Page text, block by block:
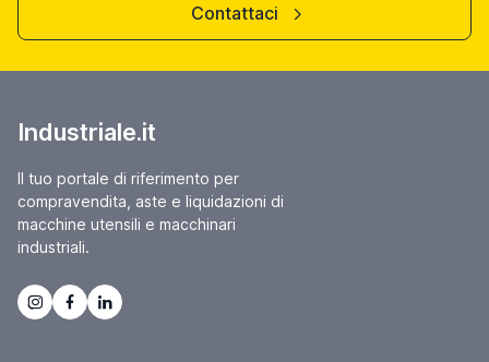
Contattaci
Industriale.it
Il tuo portale di riferimento per
compravendita, aste e liquidazioni di
macchine utensili e macchinari
industriali.